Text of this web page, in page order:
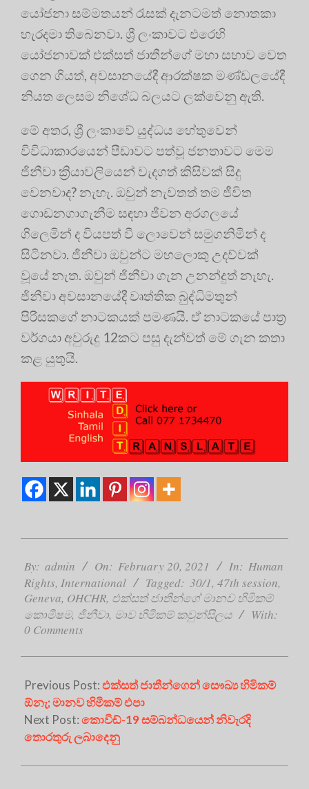
යෝජනා සම්මතයන් රැසක් දැනටමත් නොතකා
හැරදමා තිබෙනවා. ශ්‍රී ලංකාවට එරෙහි
යෝජනාවක් එක්සත් ජාතීන්ගේ මහා සභාව වෙත
ගෙන ගියත්, අවසානයේදී ආරක්ෂක මණ්ඩලයේදී
නියත ලෙසම නිශේධ බලයට ලක්වෙනු ඇති.
මේ අතර, ශ්‍රී ලංකාවේ යුද්ධය හේතුවෙන්
විවිධාකාරයෙන් පීඩාවට පත්වූ ජනතාවට මෙම
ජිනීවා ක්‍රියාවලියෙන් වැදගත් කිසිවක් සිදු
වෙනවාද? නැහැ. ඔවුන් නැවතත් තම ජීවිත
ගොඩනගාගැනීම සඳහා ජීවන අරගලයේ
ගිලෙමින් ද වියපත් වී ලොවෙන් සමුගනිමින් ද
සිටිනවා. ජිනීවා ඔවුන්ට මහලොකු උදව්වක්
වූයේ නැත. ඔවුන් ජිනීවා ගැන උනන්දුත් නැහැ.
ජිනීවා අවසානයේදී වෘත්තික බුද්ධිමතුන්
පිරිසකගේ නාටකයක් පමණයි. ඒ නාටකයේ පාත්‍ර
වර්ගයා අවුරුදු 12කට පසු දැන්වත් මේ ගැන කතා
කළ යුතුයි.
02-
20
By: admin On: February 20, 2021 In: Human
Rights, International Tagged: 30/1, 47th session,
Geneva, OHCHR, එක්සත් ජාතීන්ගේ මානව හිමිකම්
කොමිෂම, ජිනීවා, මාව හිමිකම් කවුන්සිලය
With:
0 Comments
Previous Post:එක්සත් ජාතීන්ගෙන් සෞඛ්‍ය හිමිකම්
ඕනැ; මානව හිමිකම් එපා
Next Post:කොවිඩ්-19 සම්බන්ධයෙන් නිවැරදි
තොරතුරු ලබාදෙනු